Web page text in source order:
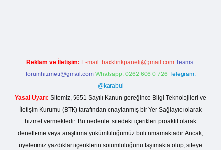
Reklam ve İletişim: E-mail: backlinkpaneli@gmail.com Teams:
forumhizmeti@gmail.com Whatsapp: 0262 606 0 726 Telegram:
@karabul
Yasal Uyarı: Sitemiz, 5651 Sayılı Kanun gereğince Bilgi Teknolojileri ve
İletişim Kurumu (BTK) tarafından onaylanmış bir Yer Sağlayıcı olarak
hizmet vermektedir. Bu nedenle, sitedeki içerikleri proaktif olarak
denetleme veya araştırma yükümlülüğümüz bulunmamaktadır. Ancak,
üyelerimiz yazdıkları içeriklerin sorumluluğunu taşımakta olup, siteye